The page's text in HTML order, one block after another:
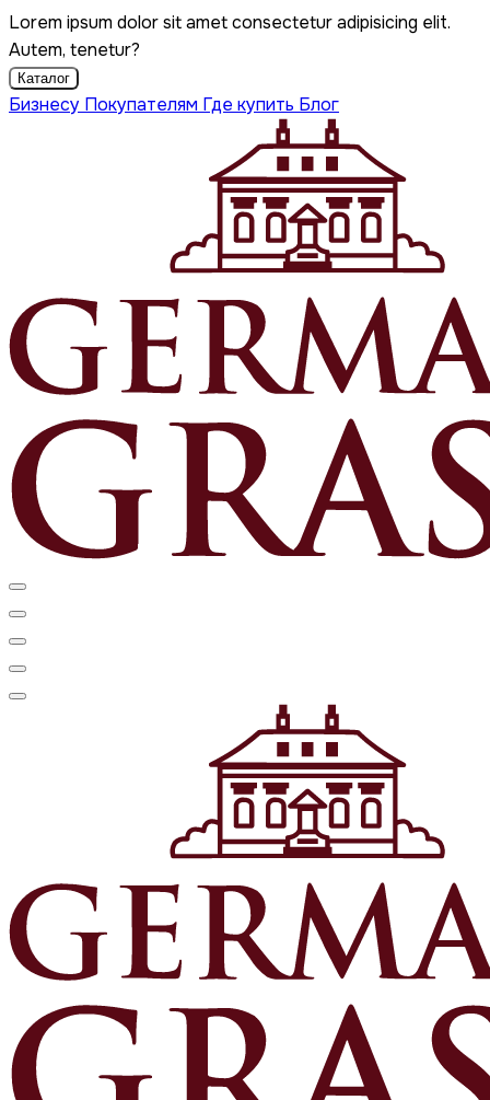
Lorem ipsum dolor sit amet consectetur adipisicing elit.
Autem, tenetur?
Каталог
Бизнесу Покупателям Где купить Блог